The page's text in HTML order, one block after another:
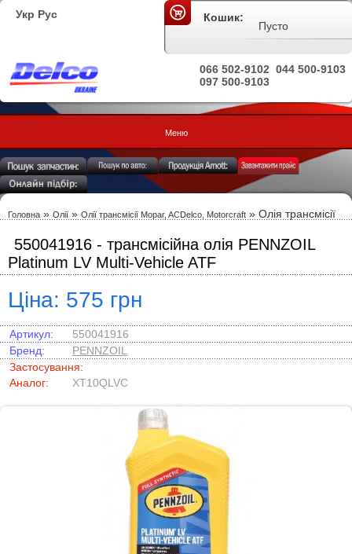
Укр Рус
044 500-9103
066 502-9102
097 500-9103
Кошик:
Пусто
Меню
Головна » Олії » Олії трансмісії Mopar, ACDelco, Motorcraft » Олія трансмісії
550041916 - трансмісійна олія PENNZOIL
Platinum LV Multi-Vehicle ATF
Ціна: 575 грн
Артикул:
550041916
Бренд:
PENNZOIL
Застосування:
Аналог:
XT10QLVC